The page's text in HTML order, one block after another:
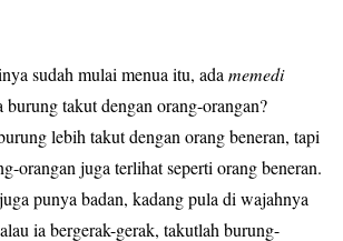
sudah mulai menua itu, ada memedi
takut dengan orang-orangan?
lebih takut dengan orang beneran, tapi
orangan juga terlihat seperti orang beneran.
punya badan, kadang pula di wajahnya
ia bergerak-gerak, takutlah burung-